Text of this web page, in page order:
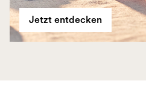
Jetzt entdecken